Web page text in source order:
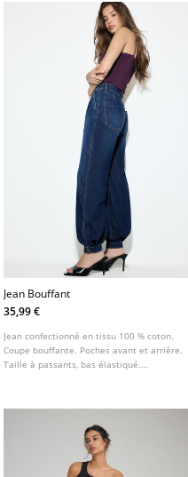
Jean Bouffant
35,99 €
Jean confectionné en tissu 100 % coton.
Coupe bouffante. Poches avant et arrière.
Taille à passants, bas élastiqué.